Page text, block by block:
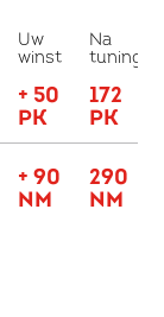
Uw
winst
Na
tuning
+ 50
PK
172
PK
+ 90
NM
290
NM